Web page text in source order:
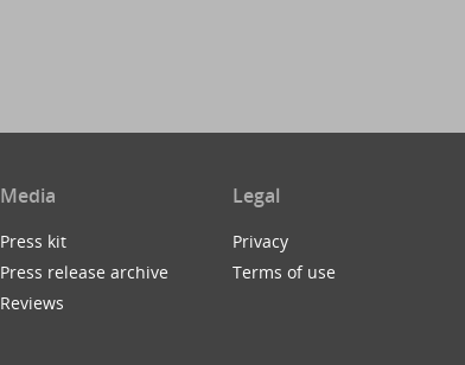
Media
Press kit
Press release archive
Reviews
Legal
Privacy
Terms of use